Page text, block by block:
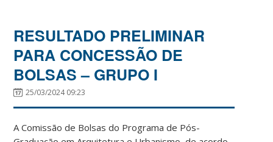
RESULTADO PRELIMINAR
PARA CONCESSÃO DE
BOLSAS – GRUPO I
25/03/2024 09:23
A Comissão de Bolsas do Programa de Pós-